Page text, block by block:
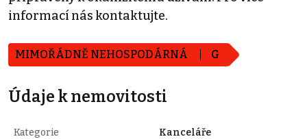
informací nás kontaktujte.
MIMOŘÁDNĚ NEHOSPODÁRNÁ G
Údaje k nemovitosti
Kategorie Kanceláře